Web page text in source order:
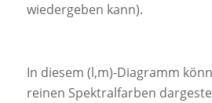
wiedergeben kann).
In diesem (l,m)-Diagramm
reinen Spektralfarben